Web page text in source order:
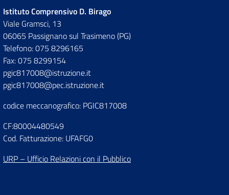
Istituto Comprensivo D. Birago
Viale Gramsci, 13
06065 Passignano sul Trasimeno (PG)
Telefono: 075 8296165
Fax: 075 8299154
pgic817008@istruzione.it
pgic817008@pec.istruzione.it
codice meccanografico: PGIC817008
CF:80004480549
Cod. Fatturazione: UFAFG0
URP – Ufficio Relazioni con il Pubblico